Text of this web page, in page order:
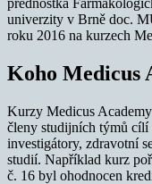
univerzity v Brně doc.
roku 2016 na kurzech
Koho Medicus
Kurzy Medicus
členy studijních týmů cílí
investigátory, zdravotní
studií. Například kurz
č. 16 byl ohodnocen